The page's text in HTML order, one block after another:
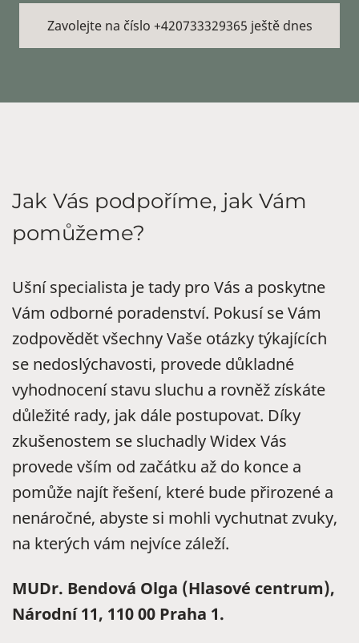
Zavolejte na číslo +420733329365 ještě dnes
Jak Vás podpoříme, jak Vám
pomůžeme?
Ušní specialista je tady pro Vás a poskytne
Vám odborné poradenství. Pokusí se Vám
zodpovědět všechny Vaše otázky týkajících
se nedoslýchavosti, provede důkladné
vyhodnocení stavu sluchu a rovněž získáte
důležité rady, jak dále postupovat. Díky
zkušenostem se sluchadly Widex Vás
provede vším od začátku až do konce a
pomůže najít řešení, které bude přirozené a
nenáročné, abyste si mohli vychutnat zvuky,
na kterých vám nejvíce záleží.
MUDr. Bendová Olga (Hlasové centrum),
Národní 11, 110 00 Praha 1.